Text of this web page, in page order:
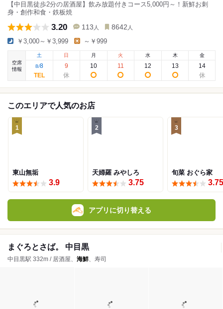
【中目黒徒歩2分の居酒屋】飲み放題付きコース5,000円～！新鮮お刺
身・創作和食・鉄板焼
3.20 113 人 8642 人
￥3,000～￥3,999 ～￥999
空席
情報
土
8/8
日
9
月
10
火
11
水
12
木
13
金
14
このエリアで人気のお店
1
東山無垢
3.9
2
天婦羅 みやしろ
3.75
3
旬菜 おぐら家
3.75
アプリに切り替える
まぐろとさば。 中目黒
中目黒駅 332m / 居酒屋、 海鮮、寿司